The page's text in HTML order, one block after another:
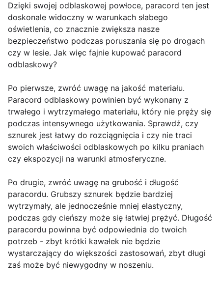
Dzięki swojej odblaskowej powłoce, paracord ten jest
doskonale widoczny w warunkach słabego
oświetlenia, co znacznie zwiększa nasze
bezpieczeństwo podczas poruszania się po drogach
czy w lesie. Jak więc fajnie kupować paracord
odblaskowy?
Po pierwsze, zwróć uwagę na jakość materiału.
Paracord odblaskowy powinien być wykonany z
trwałego i wytrzymałego materiału, który nie pręży się
podczas intensywnego użytkowania. Sprawdź, czy
sznurek jest łatwy do rozciągnięcia i czy nie traci
swoich właściwości odblaskowych po kilku praniach
czy ekspozycji na warunki atmosferyczne.
Po drugie, zwróć uwagę na grubość i długość
paracordu. Grubszy sznurek będzie bardziej
wytrzymały, ale jednocześnie mniej elastyczny,
podczas gdy cieńszy może się łatwiej prężyć. Długość
paracordu powinna być odpowiednia do twoich
potrzeb - zbyt krótki kawałek nie będzie
wystarczający do większości zastosowań, zbyt długi
zaś może być niewygodny w noszeniu.